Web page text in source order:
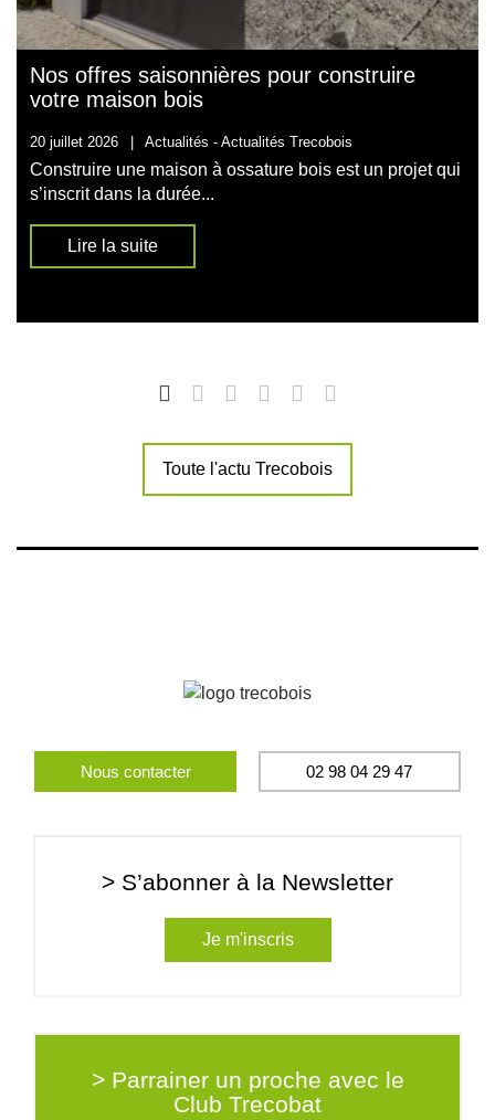
Nos offres saisonnières pour construire
votre maison bois
20 juillet 2026 Actualités - Actualités Trecobois
Construire une maison à ossature bois est un projet qui
s’inscrit dans la durée...
Lire la suite
Toute l'actu Trecobois
Nous contacter 02 98 04 29 47
> S’abonner à la Newsletter
Je m'inscris
> Parrainer un proche avec le
Club Trecobat